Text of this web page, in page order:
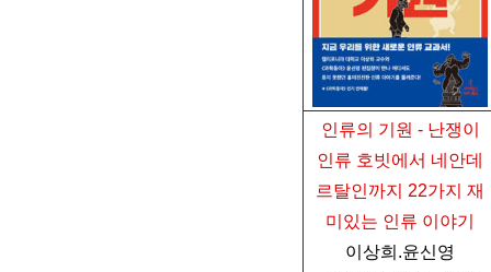
인류의 기원 - 난쟁이
인류 호빗에서 네안데
르탈인까지 22가지 재
미있는 인류 이야기
이상희.윤신영